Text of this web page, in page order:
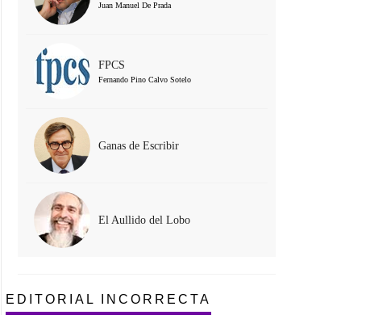
Juan Manuel De Prada
FPCS
Fernando Pino Calvo Sotelo
Ganas de Escribir
El Aullido del Lobo
EDITORIAL INCORRECTA